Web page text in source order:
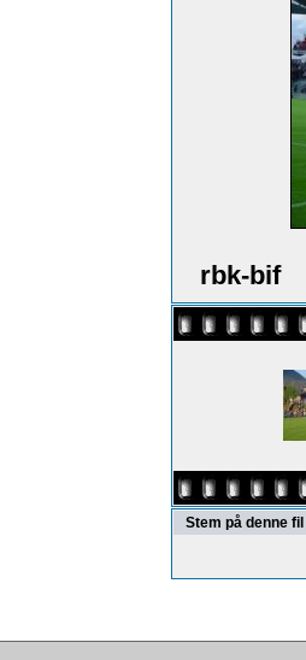
rbk-bif
Stem på denne fil